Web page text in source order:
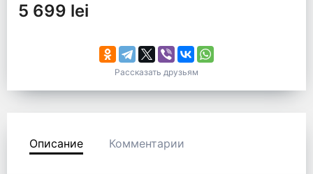
5 699 lei
Рассказать друзьям
Описание Комментарии